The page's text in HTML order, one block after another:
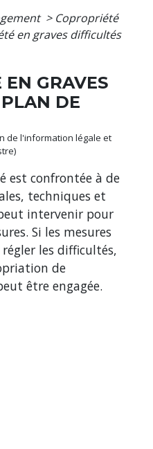
> Copropriété
en graves difficultés
EN GRAVES
DE
de l'information légale et
est confrontée à de
techniques et
intervenir pour
Si les mesures
les difficultés,
de
être engagée.